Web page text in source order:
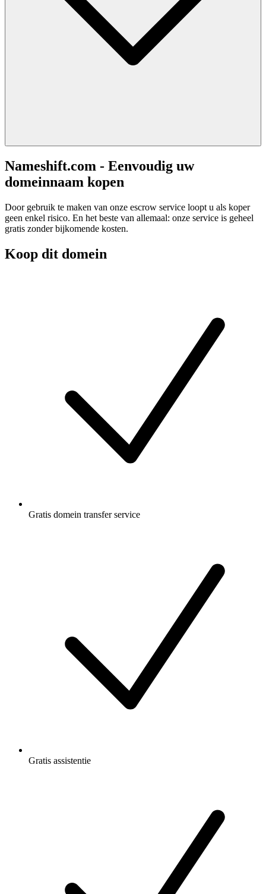
Nameshift.com - Eenvoudig uw
domeinnaam kopen
Door gebruik te maken van onze escrow service loopt u als koper
geen enkel risico. En het beste van allemaal: onze service is geheel
gratis zonder bijkomende kosten.
Koop dit domein
Gratis domein transfer service
Gratis assistentie